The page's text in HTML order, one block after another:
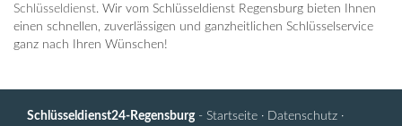
Schlüsseldienst. Wir vom Schlüsseldienst Regensburg bieten Ihnen
einen schnellen, zuverlässigen und ganzheitlichen Schlüsselservice
ganz nach Ihren Wünschen!
Schlüsseldienst24-Regensburg- Startseite · Datenschutz ·